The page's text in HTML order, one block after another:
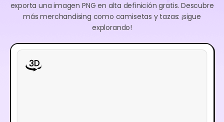
exporta una imagen PNG en alta definición gratis. Descubre
más merchandising como camisetas y tazas: ¡sigue
explorando!